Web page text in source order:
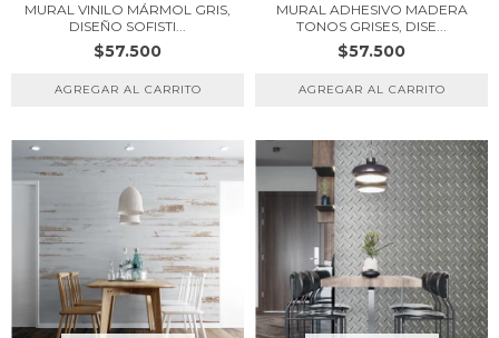
MURAL VINILO MÁRMOL GRIS,
DISEÑO SOFISTI...
$57.500
MURAL ADHESIVO MADERA
TONOS GRISES, DISE...
$57.500